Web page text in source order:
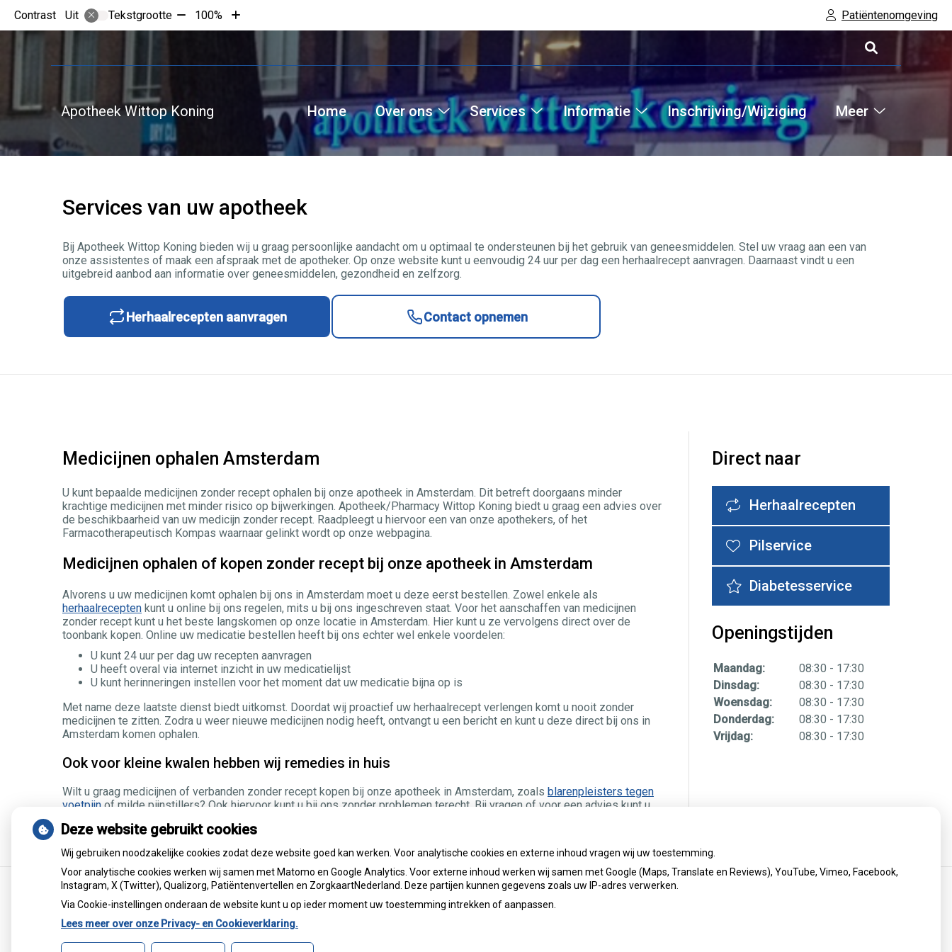
Contrast Uit Tekstgrootte Tekst
verkleinen
100%
Tekst
vergroten
Patiëntenomgeving
Home Over ons
Over
ons
Services
Services
submenu
Informatie
Informatie
submenu
Inschrijving/Wijziging Meer
Apotheek Wittop Koning
Services van uw apotheek
Bij Apotheek Wittop Koning bieden wij u graag persoonlijke aandacht om u optimaal te ondersteunen bij het gebruik van geneesmiddelen. Stel uw vraag aan een van
onze assistentes of maak een afspraak met de apotheker. Op onze website kunt u eenvoudig 24 uur per dag een herhaalrecept aanvragen. Daarnaast vindt u een
uitgebreid aanbod aan informatie over geneesmiddelen, gezondheid en zelfzorg.
Herhaalrecepten aanvragen Contact opnemen
Medicijnen ophalen Amsterdam
U kunt bepaalde medicijnen zonder recept ophalen bij onze apotheek in Amsterdam. Dit betreft doorgaans minder
krachtige medicijnen met minder risico op bijwerkingen. Apotheek/Pharmacy Wittop Koning biedt u graag een advies over
de beschikbaarheid van uw medicijn zonder recept. Raadpleegt u hiervoor een van onze apothekers, of het
Farmacotherapeutisch Kompas waarnaar gelinkt wordt op onze webpagina.
Medicijnen ophalen of kopen zonder recept bij onze apotheek in Amsterdam
Alvorens u uw medicijnen komt ophalen bij ons in Amsterdam moet u deze eerst bestellen. Zowel enkele als
herhaalrecepten kunt u online bij ons regelen, mits u bij ons ingeschreven staat. Voor het aanschaffen van medicijnen
zonder recept kunt u het beste langskomen op onze locatie in Amsterdam. Hier kunt u ze vervolgens direct over de
toonbank kopen. Online uw medicatie bestellen heeft bij ons echter wel enkele voordelen:
U kunt 24 uur per dag uw recepten aanvragen
U heeft overal via internet inzicht in uw medicatielijst
U kunt herinneringen instellen voor het moment dat uw medicatie bijna op is
Met name deze laatste dienst biedt uitkomst. Doordat wij proactief uw herhaalrecept verlengen komt u nooit zonder
medicijnen te zitten. Zodra u weer nieuwe medicijnen nodig heeft, ontvangt u een bericht en kunt u deze direct bij ons in
Amsterdam komen ophalen.
Ook voor kleine kwalen hebben wij remedies in huis
Wilt u graag medicijnen of verbanden zonder recept kopen bij onze apotheek in Amsterdam, zoals blarenpleisters tegen
voetpijn of milde pijnstillers? Ook hiervoor kunt u bij ons zonder problemen terecht. Bij vragen of voor een advies kunt u
Direct naar
Herhaalrecepten
Pilservice
Diabetesservice
Openingstijden
Maandag:
08:30 - 17:30
Dinsdag:
08:30 - 17:30
Woensdag:
08:30 - 17:30
Donderdag:
08:30 - 17:30
Vrijdag:
08:30 - 17:30
Deze website gebruikt cookies
Wij gebruiken noodzakelijke cookies zodat deze website goed kan werken. Voor analytische cookies en externe inhoud vragen wij uw toestemming.
Voor analytische cookies werken wij samen met Matomo en Google Analytics. Voor externe inhoud werken wij samen met Google (Maps, Translate en Reviews), YouTube, Vimeo, Facebook,
Instagram, X (Twitter), Qualizorg, Patiëntenvertellen en ZorgkaartNederland. Deze partijen kunnen gegevens zoals uw IP-adres verwerken.
Via Cookie-instellingen onderaan de website kunt u op ieder moment uw toestemming intrekken of aanpassen.
Lees meer over onze Privacy- en Cookieverklaring.